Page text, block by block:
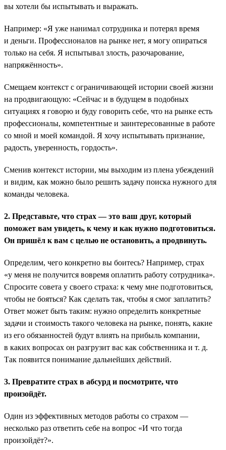
вы хотели бы испытывать и выражать.
Например: «Я уже нанимал сотрудника и потерял время
и деньги. Профессионалов на рынке нет, я могу опираться
только на себя. Я испытывал злость, разочарование,
напряжённость».
Смещаем контекст с ограничивающей истории своей жизни
на продвигающую: «Сейчас и в будущем в подобных
ситуациях я говорю и буду говорить себе, что на рынке есть
профессионалы, компетентные и заинтересованные в работе
со мной и моей командой. Я хочу испытывать признание,
радость, уверенность, гордость».
Сменив контекст истории, мы выходим из плена убеждений
и видим, как можно было решить задачу поиска нужного для
команды человека.
2. Представьте, что страх — это ваш друг, который
поможет вам увидеть, к чему и как нужно подготовиться.
Он пришёл к вам с целью не остановить, а продвинуть.
Определим, чего конкретно вы боитесь? Например, страх
«у меня не получится вовремя оплатить работу сотрудника».
Спросите совета у своего страха: к чему мне подготовиться,
чтобы не бояться? Как сделать так, чтобы я смог заплатить?
Ответ может быть таким: нужно определить конкретные
задачи и стоимость такого человека на рынке, понять, какие
из его обязанностей будут влиять на прибыль компании,
в каких вопросах он разгрузит вас как собственника и т. д.
Так появится понимание дальнейших действий.
3. Превратите страх в абсурд и посмотрите, что
произойдёт.
Один из эффективных методов работы со страхом —
несколько раз ответить себе на вопрос «И что тогда
произойдёт?».